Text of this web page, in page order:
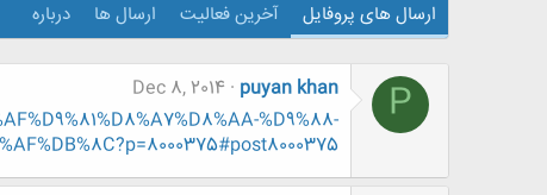
ارسال های پروفایل آخرین فعالیت ارسال ها درباره
P
puyan khan
Dec 8, 2014
%D9%88-